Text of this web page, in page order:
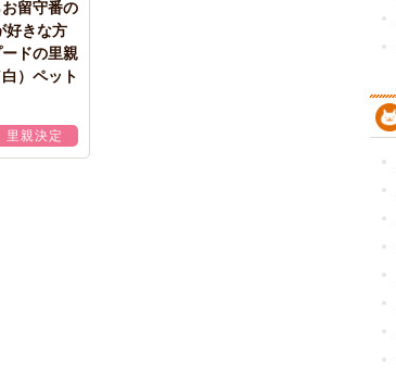
留守番の
好きな方
ドの里親
）ペット
里親決定